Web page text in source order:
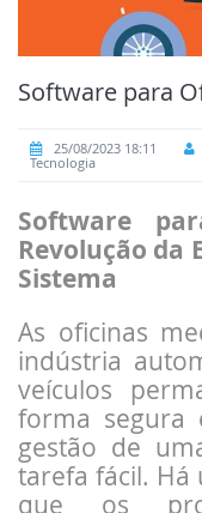
Software para
25/08/2023 18:11
Tecnologia
Software
Revolução da
Sistema
As oficinas
indústria
veículos
forma segura
gestão de
tarefa fácil. Há
que os